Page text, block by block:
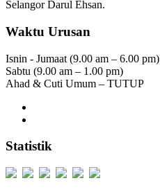
Selangor Darul Ehsan.
Waktu Urusan
Isnin - Jumaat (9.00 am – 6.00 pm)
Sabtu (9.00 am – 1.00 pm)
Ahad & Cuti Umum – TUTUP
Statistik